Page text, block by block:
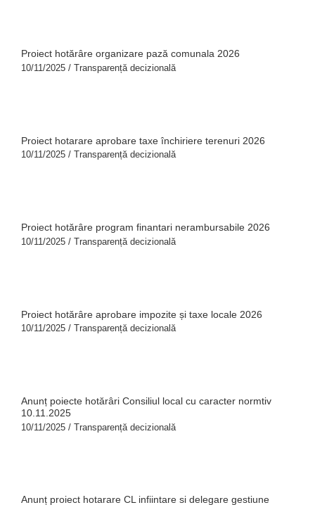
Proiect hotărâre organizare pază comunala 2026
10/11/2025 / Transparență decizională
Proiect hotarare aprobare taxe închiriere terenuri 2026
10/11/2025 / Transparență decizională
Proiect hotărâre program finantari nerambursabile 2026
10/11/2025 / Transparență decizională
Proiect hotărâre aprobare impozite și taxe locale 2026
10/11/2025 / Transparență decizională
Anunț poiecte hotărâri Consiliul local cu caracter normtiv
10.11.2025
10/11/2025 / Transparență decizională
Anunț proiect hotarare CL infiintare si delegare gestiune